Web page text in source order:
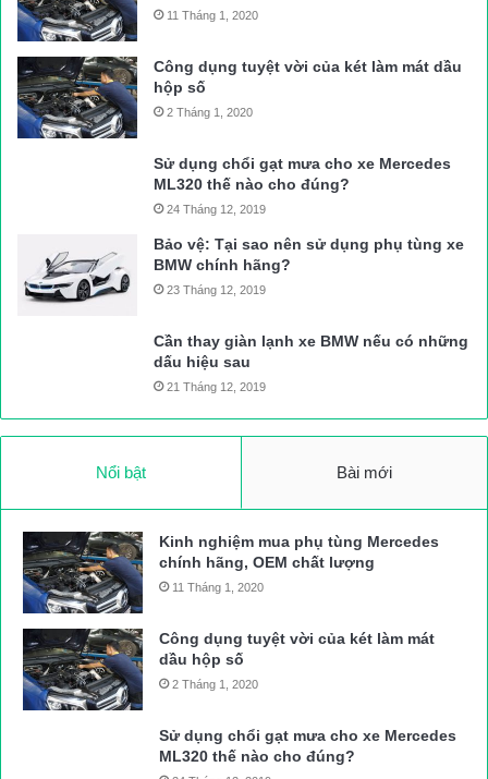
11 Tháng 1, 2020
Công dụng tuyệt vời của két làm mát dầu
hộp số
2 Tháng 1, 2020
Sử dụng chổi gạt mưa cho xe Mercedes
ML320 thế nào cho đúng?
24 Tháng 12, 2019
Bảo vệ: Tại sao nên sử dụng phụ tùng xe
BMW chính hãng?
23 Tháng 12, 2019
Cần thay giàn lạnh xe BMW nếu có những
dấu hiệu sau
21 Tháng 12, 2019
Nổi bật Bài mới
Kinh nghiệm mua phụ tùng Mercedes
chính hãng, OEM chất lượng
11 Tháng 1, 2020
Công dụng tuyệt vời của két làm mát
dầu hộp số
2 Tháng 1, 2020
Sử dụng chổi gạt mưa cho xe Mercedes
ML320 thế nào cho đúng?